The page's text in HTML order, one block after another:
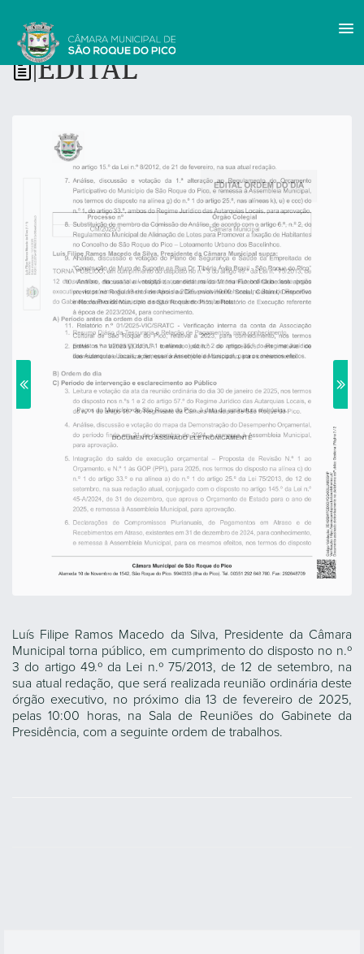
EDITAL
Luís Filipe Ramos Macedo da Silva, Presidente da Câmara
Municipal torna público, em cumprimento do disposto no n.º
3 do artigo 49.º da Lei n.º 75/2013, de 12 de setembro, na
sua atual redação, que será realizada reunião ordinária deste
órgão executivo, no próximo dia 13 de fevereiro de 2025,
pelas 10:00 horas, na Sala de Reuniões do Gabinete da
Presidência, com a seguinte ordem de trabalhos.